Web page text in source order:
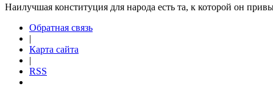
Наилучшая конституция для народа есть та, к которой он
Обратная связь
|
Карта сайта
|
RSS